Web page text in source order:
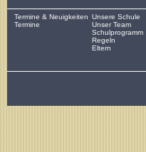
Termine & Neuigkeiten
Termine
Unsere Schule
Unser Team
Schulprogramm
Regeln
Eltern